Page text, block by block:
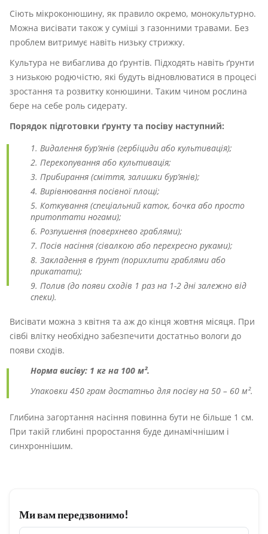
Сіють мікроконюшину, як правило окремо, монокультурно.
Можна висівати також у суміші з газонними травами. Без
проблем витримує навіть низьку стрижку.
Культура не вибаглива до ґрунтів. Підходять навіть ґрунти
з низькою родючістю, які будуть відновлюватися в процесі
зростання та розвитку конюшини. Таким чином рослина
бере на себе роль сидерату.
Порядок підготовки ґрунту та посіву наступний:
Видалення бур’янів (гербіциди або культивація);
Перекопування або культивація;
Прибирання (сміття, залишки бур’янів);
Вирівнювання посівної площі;
Коткування (спеціальний каток, бочка або просто
притоптати ногами);
Розпушення (поверхнево граблями);
Посів насіння (сівалкою або перехресно руками);
Закладення в ґрунт (порихлити граблями або
прикатати);
Полив (до появи сходів 1 раз на 1-2 дні залежно від
спеки).
Висівати можна з квітня та аж до кінця жовтня місяця. При
сівбі влітку необхідно забезпечити достатньо вологи до
появи сходів.
Норма висіву: 1 кг на 100 м².
Упаковки 450 грам достатньо для посіву на 50 – 60 м².
Глибина загортання насіння повинна бути не більше 1 см.
При такій глибині проростання буде динамічнішим і
синхроннішим.
Ми вам передзвонимо!